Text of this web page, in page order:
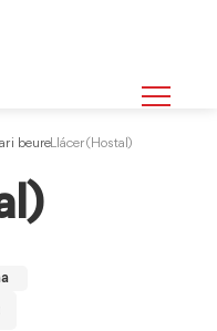
i beureLlácer (Hostal)